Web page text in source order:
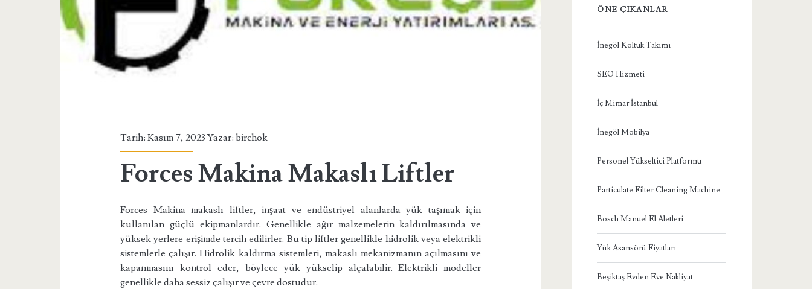
Tarih: Kasım 7, 2023 Yazar:birchok
Forces Makina Makaslı Liftler
Forces Makina makaslı liftler, inşaat ve endüstriyel alanlarda yük taşımak için
kullanılan güçlü ekipmanlardır. Genellikle ağır malzemelerin kaldırılmasında ve
yüksek yerlere erişimde tercih edilirler. Bu tip liftler genellikle hidrolik veya elektrikli
sistemlerle çalışır. Hidrolik kaldırma sistemleri, makaslı mekanizmanın açılmasını ve
kapanmasını kontrol eder, böylece yük yükselip alçalabilir. Elektrikli modeller
genellikle daha sessiz çalışır ve çevre dostudur.
ÖNE ÇIKANLAR
İnegöl Koltuk Takımı
SEO Hizmeti
İç Mimar İstanbul
İnegöl Mobilya
Personel Yükseltici Platformu
Particulate Filter Cleaning Machine
Bosch Manuel El Aletleri
Yük Asansörü Fiyatları
Beşiktaş Evden Eve Nakliyat